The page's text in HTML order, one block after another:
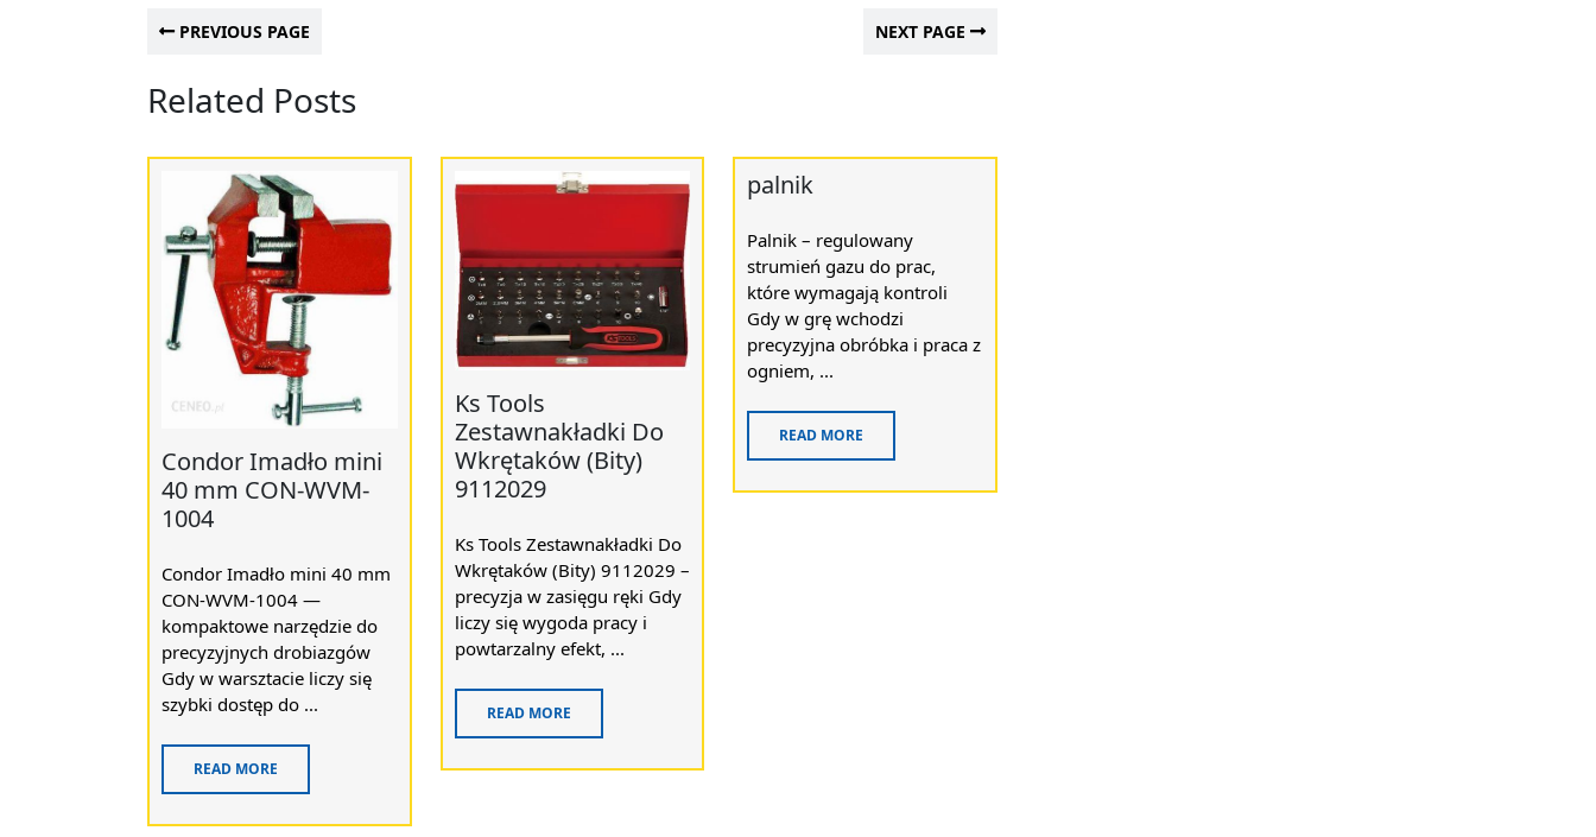
PREVIOUS PAGE NEXT PAGE
Related Posts
Condor Imadło mini
40 mm CON-WVM-
1004
Condor Imadło mini 40 mm
CON-WVM-1004 —
kompaktowe narzędzie do
precyzyjnych drobiazgów
Gdy w warsztacie liczy się
szybki dostęp do ...
READ MORE
Ks Tools
Zestawnakładki Do
Wkrętaków (Bity)
9112029
Ks Tools Zestawnakładki Do
Wkrętaków (Bity) 9112029 –
precyzja w zasięgu ręki Gdy
liczy się wygoda pracy i
powtarzalny efekt, ...
READ MORE
palnik
Palnik – regulowany
strumień gazu do prac,
które wymagają kontroli
Gdy w grę wchodzi
precyzyjna obróbka i praca z
ogniem, ...
READ MORE